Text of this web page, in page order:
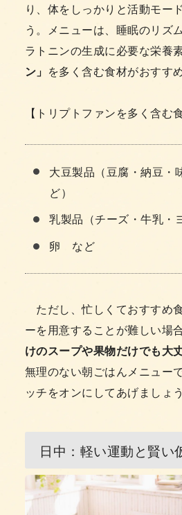
り、体をしっかりと活動モー
う。メニューは、睡眠のリズ
ラトニンの生成に必要な栄養
ン」 を多く含む食材がおすすめ
【トリプトファンを多く含む食
大豆製品（豆腐・納豆・
ど）
乳製品（チーズ・牛乳・
卵 など
ただし、忙しくておすすめ
ーを用意することが難しい場合
けのスープや果物だけでも大
無理のない朝ごはんメニュー
ッチをオンにしてあげましょう
日中：軽い運動と賢